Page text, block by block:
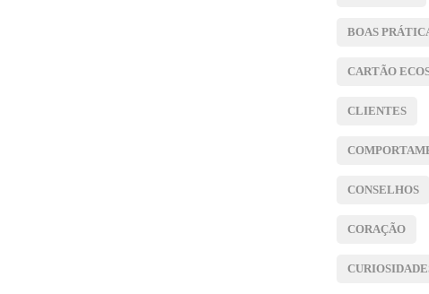
BOAS
CARTÃO
CLIENTES
CONSELHOS
CORAÇÃO